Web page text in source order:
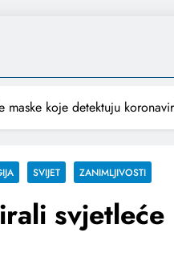
maske koje detektuju
SVIJET ZANIMLJIVOSTI